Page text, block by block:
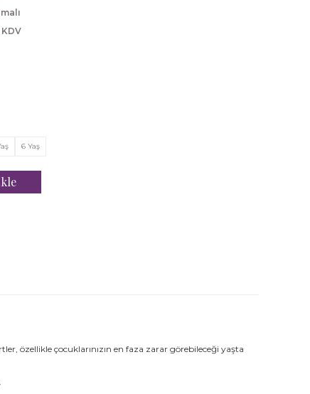
KDV
6 Yaş
özellikle çocuklarınızın en faza zarar görebileceği yaşta